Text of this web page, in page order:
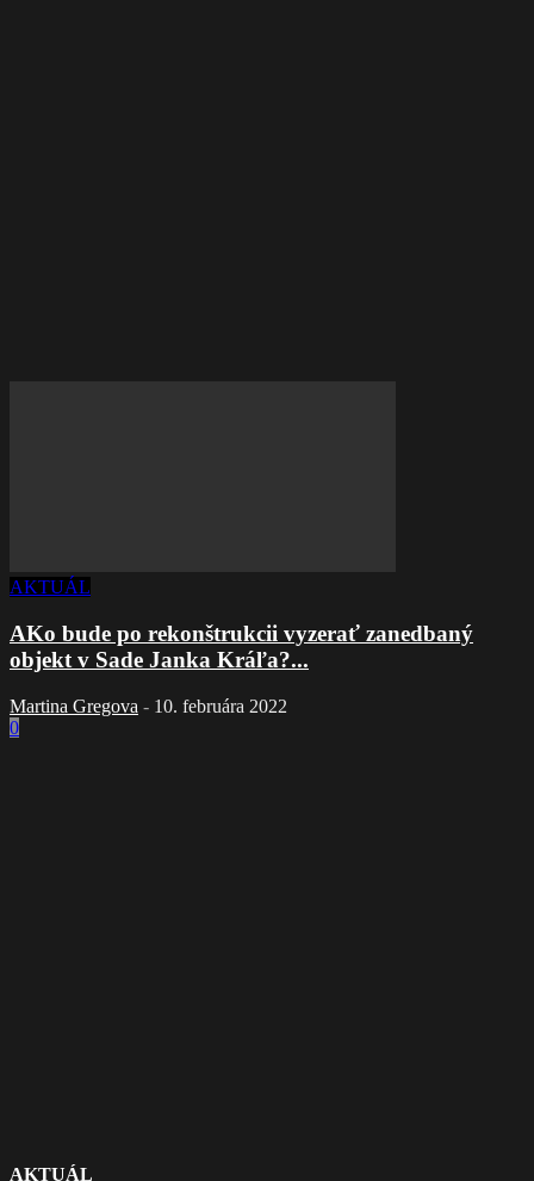
AKTUÁL
AKo bude po rekonštrukcii vyzerať zanedbaný
objekt v Sade Janka Kráľa?...
Martina Gregova - 10. februára 2022
0
AKTUÁL